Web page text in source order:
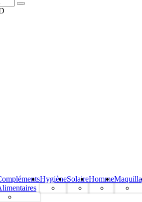
HygièneSolaireHomme